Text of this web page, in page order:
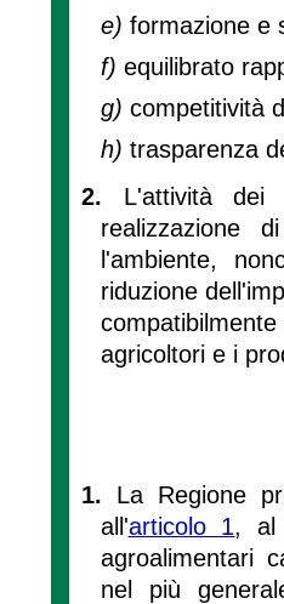
e) formazione e
f) equilibrato
g) competitività
h) trasparenza
2. L'attività
realizzazione
l'ambiente,
riduzione
agricoltori e i
1. La Regione
all'articolo 1, al
agroalimentari
nel più